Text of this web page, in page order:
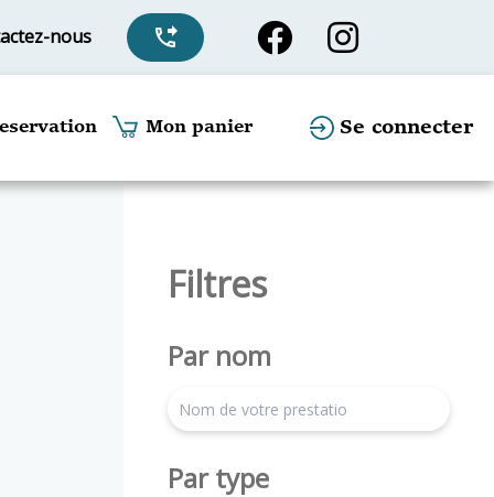
nous phone_forwarded
Mon panier Se connecter
Filtres
Par nom
Par type